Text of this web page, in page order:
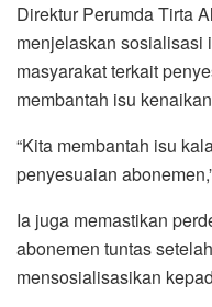
Direktur Perumda Tirta
menjelaskan sosialisasi
masyarakat terkait
membantah isu
“Kita membantah isu
penyesuaian
Ia juga memastikan
abonemen tuntas
mensosialisasikan